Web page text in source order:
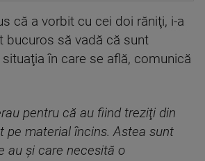
că a vorbit cu cei doi răniţi, i-a
bucuros să vadă că sunt
în care se află, comunică
pentru că au fiind treziţi din
pe material încins. Astea sunt
au şi care necesită o